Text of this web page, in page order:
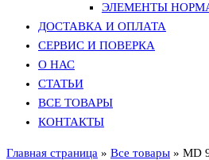
ЭЛЕМЕНТЫ
ДОСТАВКА И ОПЛАТА
СЕРВИС И ПОВЕРКА
О НАС
СТАТЬИ
ВСЕ ТОВАРЫ
КОНТАКТЫ
Главная страница » Все товары » MD